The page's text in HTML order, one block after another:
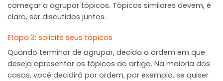
começar a agrupar tópicos. Tópicos similares devem, é
claro, ser discutidos juntos.
Etapa 3: solicite seus tópicos
Quando terminar de agrupar, decida a ordem em que
deseja apresentar os tópicos do artigo. Na maioria dos
casos, você decidirá por ordem, por exemplo, se quiser